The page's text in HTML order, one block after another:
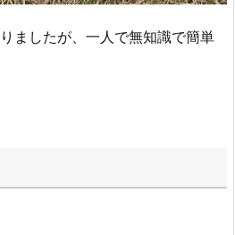
ましたが、一人で無知識で簡単